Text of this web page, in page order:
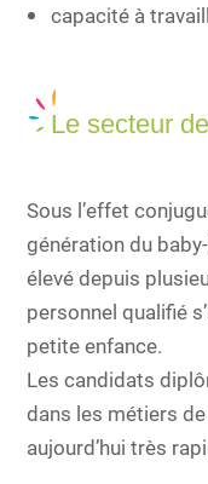
capacité à
Le secteur
Sous l’effet
génération du
élevé depuis
personnel qualifié
petite enfance.
Les candidats
dans les métiers
aujourd’hui très